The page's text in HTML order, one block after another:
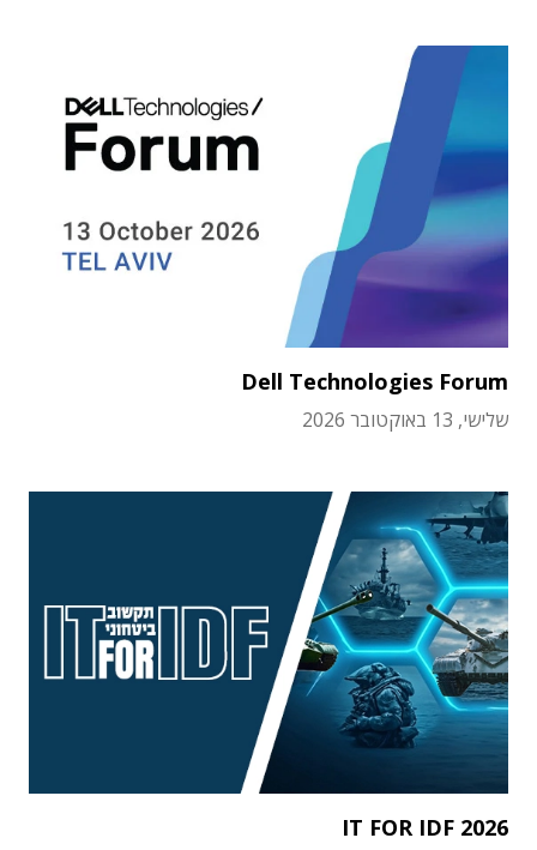
Dell Technologies Forum
שלישי, 13 באוקטובר 2026
IT FOR IDF 2026